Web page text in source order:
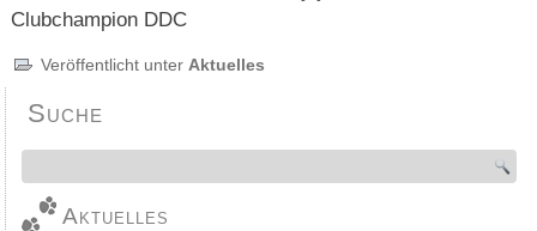
Clubchampion DDC
Veröffentlicht unter Aktuelles
Suche
Aktuelles